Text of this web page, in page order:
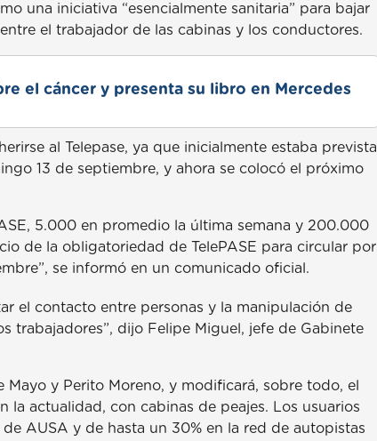
una iniciativa “esencialmente sanitaria” para bajar
el trabajador de las cabinas y los conductores.
el cáncer y presenta su libro en Mercedes
al Telepase, ya que inicialmente estaba prevista
13 de septiembre, y ahora se colocó el próximo
5.000 en promedio la última semana y 200.000
de la obligatoriedad de TelePASE para circular por
se informó en un comunicado oficial.
el contacto entre personas y la manipulación de
trabajadores”, dijo Felipe Miguel, jefe de Gabinete
y Perito Moreno, y modificará, sobre todo, el
la actualidad, con cabinas de peajes. Los usuarios
AUSA y de hasta un 30% en la red de autopistas